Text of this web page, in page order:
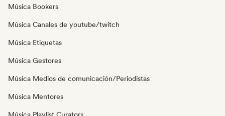
Música Bookers
Música Canales de youtube/twitch
Música Etiquetas
Música Gestores
Música Medios de comunicación/Periodistas
Música Mentores